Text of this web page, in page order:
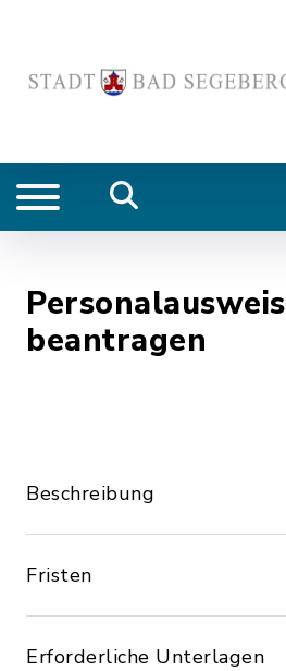
Personalausweis
beantragen
Beschreibung
Fristen
Erforderliche Unterlagen